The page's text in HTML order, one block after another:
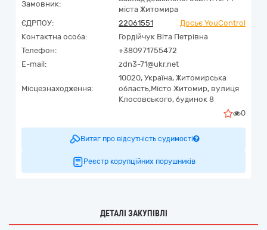
Замовник:
міста Житомира
ЄДРПОУ:
22061551
Досьє YouControl
Контактна особа:
Гордійчук Віта Петрівна
Телефон:
+380971755472
E-mail:
zdn3-71@ukr.net
Місцезнаходження:
10020, Україна, Житомирська
область,Місто Житомир, вулиця
Клосовського, будинок 8
0
Витяг про відсутність судимості
Реєстр корупційних порушників
ДЕТАЛІ ЗАКУПІВЛІ